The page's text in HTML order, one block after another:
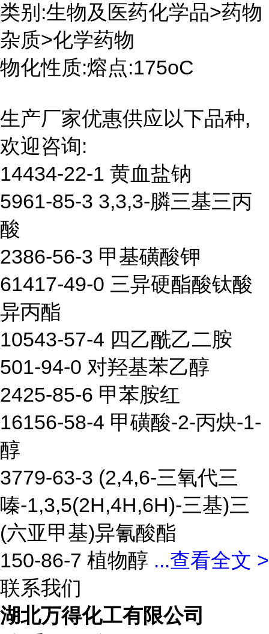
类别:生物及医药化学品>药物
杂质>化学药物
物化性质:熔点:175oC
生产厂家优惠供应以下品种,
欢迎咨询:
14434-22-1 黄血盐钠
5961-85-3 3,3,3-膦三基三丙
酸
2386-56-3 甲基磺酸钾
61417-49-0 三异硬酯酸钛酸
异丙酯
10543-57-4 四乙酰乙二胺
501-94-0 对羟基苯乙醇
2425-85-6 甲苯胺红
16156-58-4 甲磺酸-2-丙炔-1-
醇
3779-63-3 (2,4,6-三氧代三
嗪-1,3,5(2H,4H,6H)-三基)三
(六亚甲基)异氰酸酯
150-86-7 植物醇 ...查看全文 >
联系我们
湖北万得化工有限公司